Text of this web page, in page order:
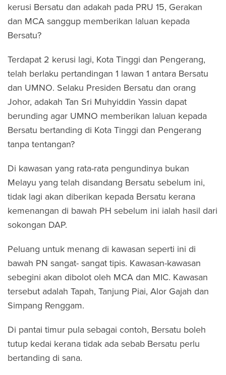
kerusi Bersatu dan adakah pada PRU 15, Gerakan
dan MCA sanggup memberikan laluan kepada
Bersatu?
Terdapat 2 kerusi lagi, Kota Tinggi dan Pengerang,
telah berlaku pertandingan 1 lawan 1 antara Bersatu
dan UMNO. Selaku Presiden Bersatu dan orang
Johor, adakah Tan Sri Muhyiddin Yassin dapat
berunding agar UMNO memberikan laluan kepada
Bersatu bertanding di Kota Tinggi dan Pengerang
tanpa tentangan?
Di kawasan yang rata-rata pengundinya bukan
Melayu yang telah disandang Bersatu sebelum ini,
tidak lagi akan diberikan kepada Bersatu kerana
kemenangan di bawah PH sebelum ini ialah hasil dari
sokongan DAP.
Peluang untuk menang di kawasan seperti ini di
bawah PN sangat- sangat tipis. Kawasan-kawasan
sebegini akan dibolot oleh MCA dan MIC. Kawasan
tersebut adalah Tapah, Tanjung Piai, Alor Gajah dan
Simpang Renggam.
Di pantai timur pula sebagai contoh, Bersatu boleh
tutup kedai kerana tidak ada sebab Bersatu perlu
bertanding di sana.